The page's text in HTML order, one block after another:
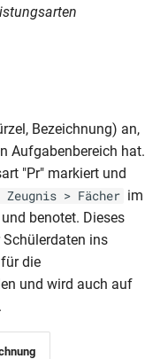
Bezeichnung) an,
Aufgabenbereich hat.
"Pr" markiert und
Zeugnis > Fächer im
benotet. Dieses
ins
die
und wird auch auf